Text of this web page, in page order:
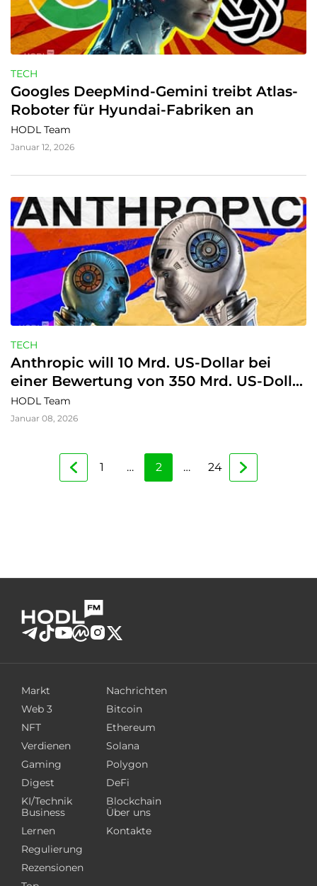
TECH
Googles DeepMind-Gemini treibt Atlas-
Roboter für Hyundai-Fabriken an
HODL Team
Januar 12, 2026
TECH
Anthropic will 10 Mrd. US-Dollar bei
einer Bewertung von 350 Mrd. US-Dollar
aufnehmen – mitten im KI-
Finanzierungsboom
HODL Team
Januar 08, 2026
1 … 2 … 24
Markt
Web 3
NFT
Verdienen
Gaming
Digest
KI/Technik
Nachrichten
Bitcoin
Ethereum
Solana
Polygon
DeFi
Blockchain
Business
Lernen
Regulierung
Rezensionen
Über uns
Kontakte